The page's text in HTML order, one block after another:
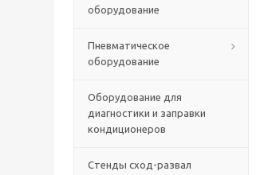
оборудование
Пневматическое
оборудование
Оборудование для
диагностики и заправки
кондиционеров
Стенды сход-развал